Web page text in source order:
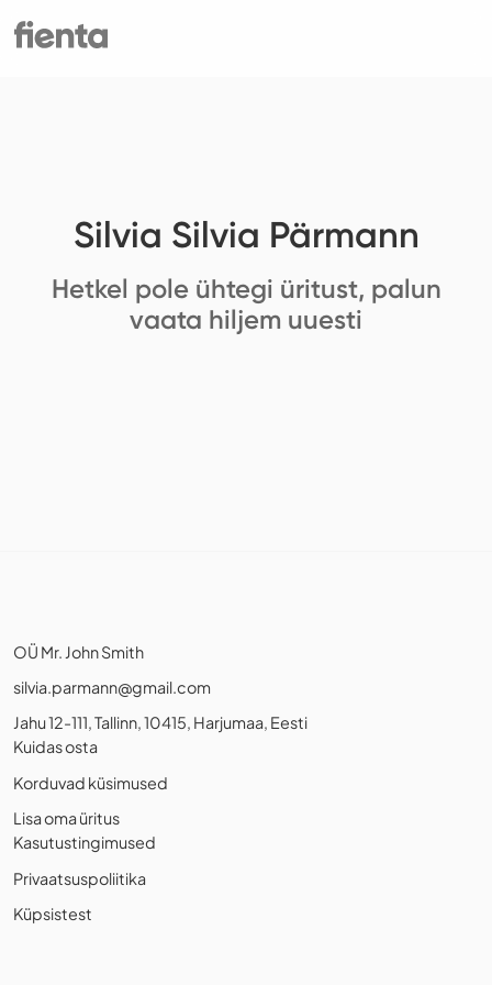
Silvia Silvia Pärmann
Hetkel pole ühtegi üritust, palun
vaata hiljem uuesti
OÜ Mr. John Smith
silvia.parmann@gmail.com
Jahu 12-111, Tallinn, 10415, Harjumaa, Eesti
Kuidas osta
Korduvad küsimused
Lisa oma üritus
Kasutustingimused
Privaatsuspoliitika
Küpsistest